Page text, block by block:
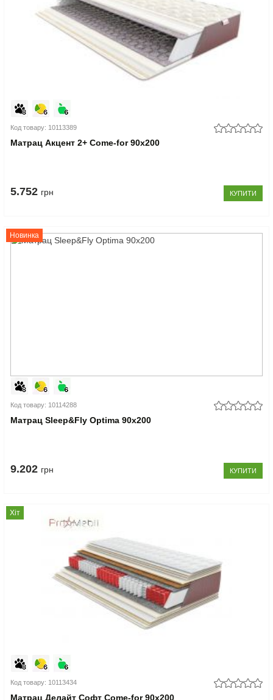
Код товару: 10113389
Матрац Акцент 2+ Come-for 90x200
5.752 грн КУПИТИ
Новинка
Код товару: 10114288
Матрац Sleep&Fly Optima 90x200
9.202 грн КУПИТИ
Хіт
Код товару: 10113434
Матрац Делайт Софт Come-for 90x200